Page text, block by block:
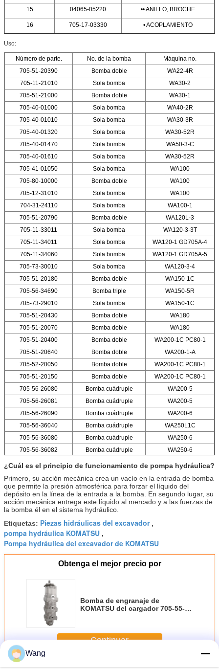
15 04065-05220 •• ANILLO, BROCHE
16 705-17-03330 • ACOPLAMIENTO
Uso:
Número de parte. No. de la bomba
Máquina no.
705-51-20390
Bomba doble
WA22-4R
705-11-21010
Sola bomba
WA30-2
705-51-21000
Bomba doble
WA30-1
705-40-01000
Sola bomba
WA40-2R
705-40-01010
Sola bomba
WA30-3R
705-40-01320
Sola bomba
WA30-52R
705-40-01470
Sola bomba
WA50-3-C
705-40-01610
Sola bomba
WA30-52R
705-41-01050
Sola bomba
WA100
705-80-10000
Bomba doble
WA100
705-12-31010
Sola bomba
WA100
704-31-24110
Sola bomba
WA100-1
705-51-20790
Bomba doble
WA120L-3
705-11-33011
Sola bomba
WA120-3-3T
705-11-34011
Sola bomba
WA120-1 GD705A-4
705-11-34060
Sola bomba
WA120-1 GD705A-5
705-73-30010
Sola bomba
WA120-3-4
705-51-20180
Bomba doble
WA150-1C
705-56-34690
Bomba triple
WA150-5R
705-73-29010
Sola bomba
WA150-1C
705-51-20430
Bomba doble
WA180
705-51-20070
Bomba doble
WA180
705-51-20400
Bomba doble
WA200-1C PC80-1
705-51-20640
Bomba doble
WA200-1-A
705-52-20050
Bomba doble
WA200-1C PC80-1
705-51-20150
Bomba doble
WA200-1C PC80-1
705-56-26080
Bomba cuádruple
WA200-5
705-56-26081
Bomba cuádruple
WA200-5
705-56-26090
Bomba cuádruple
WA200-6
705-56-36040
Bomba cuádruple
WA250L1C
705-56-36080
Bomba cuádruple
WA250-6
705-56-36082
Bomba cuádruple WA250-6
¿Cuál es el principio de funcionamiento de pompa hydráulica?
Primero, su acción mecánica crea un vacío en la entrada de bomba
que permite la presión atmosférica para forzar el líquido del
depósito en la línea de la entrada a la bomba. En segundo lugar, su
acción mecánica entrega este líquido al mercado y a las fuerzas de
la bomba él en el sistema hydráulico.
Etiquetas: Piezas hidráulicas del excavador,
pompa hydráulica KOMATSU ,
Pompa hydráulica del excavador de KOMATSU
Obtenga el mejor precio por
Bomba de engranaje de
KOMATSU del cargador 705-55-
Continuar
Wang